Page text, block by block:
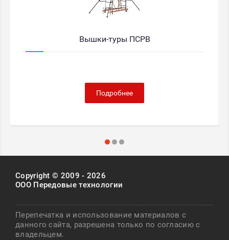
Вышки-туры ПСРВ
Подробнее
Copyright © 2009 - 2026
ООО Передовые технологии
Перепечатка и использование материалов с
данного сайта, разрешена только по согласию с
владельцем.